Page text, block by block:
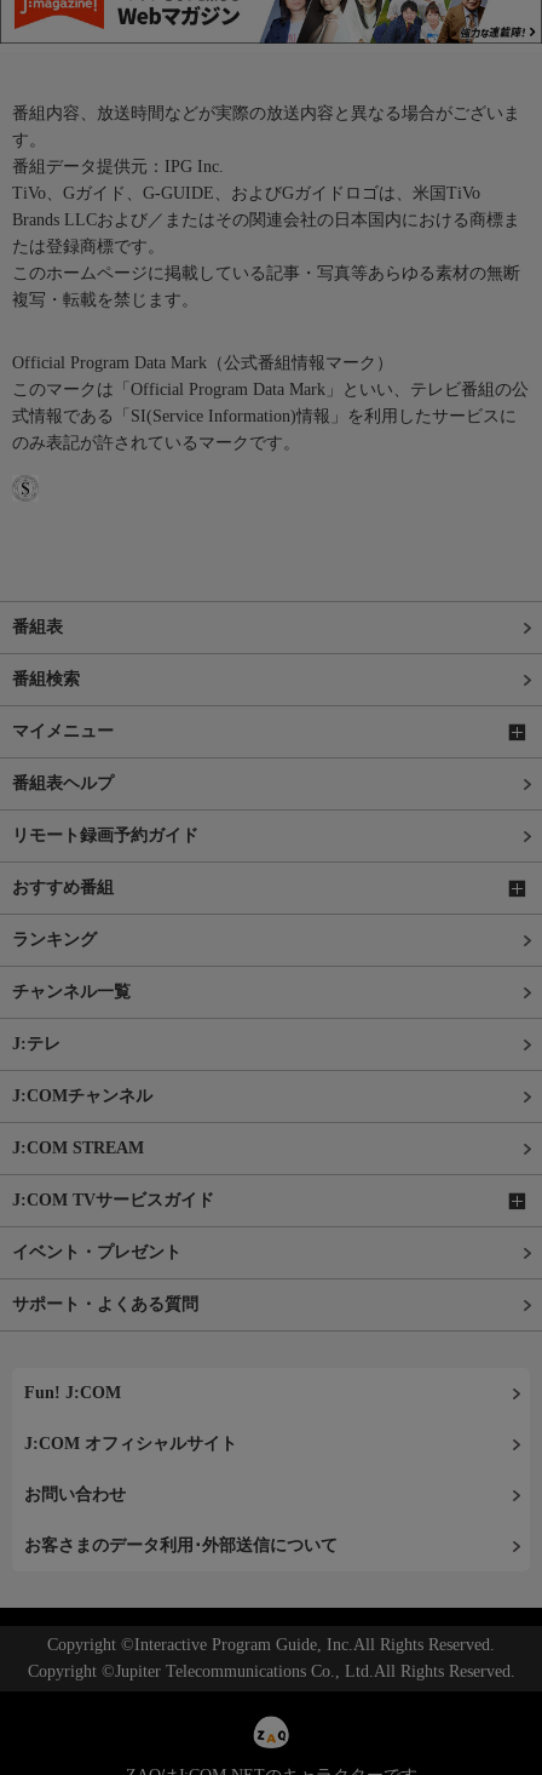
番組内容、放送時間などが実際の放送内容と異なる場合がございま
す。
番組データ提供元：IPG Inc.
TiVo、Gガイド、G-GUIDE、およびGガイドロゴは、米国TiVo
Brands LLCおよび／またはその関連会社の日本国内における商標ま
たは登録商標です。
このホームページに掲載している記事・写真等あらゆる素材の無断
複写・転載を禁じます。
Official Program Data Mark（公式番組情報マーク）
このマークは「Official Program Data Mark」といい、テレビ番組の公
式情報である「SI(Service Information)情報」を利用したサービスに
のみ表記が許されているマークです。
番組表
番組検索
マイメニュー
番組表ヘルプ
リモート録画予約ガイド
おすすめ番組
ランキング
チャンネル一覧
J:テレ
J:COMチャンネル
J:COM STREAM
J:COM TVサービスガイド
イベント・プレゼント
サポート・よくある質問
Fun! J:COM
J:COM オフィシャルサイト
お問い合わせ
お客さまのデータ利用･外部送信について
Copyright ©Interactive Program Guide, Inc.All Rights Reserved.
Copyright ©Jupiter Telecommunications Co., Ltd.All Rights Reserved.